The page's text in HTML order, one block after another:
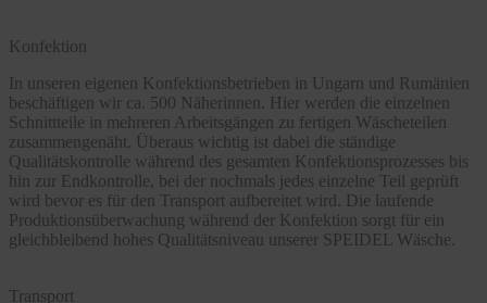
Konfektion
In unseren eigenen Konfektionsbetrieben in Ungarn und Rumänien
beschäftigen wir ca. 500 Näherinnen. Hier werden die einzelnen
Schnittteile in mehreren Arbeitsgängen zu fertigen Wäscheteilen
zusammengenäht. Überaus wichtig ist dabei die ständige
Qualitätskontrolle während des gesamten Konfektionsprozesses bis
hin zur Endkontrolle, bei der nochmals jedes einzelne Teil geprüft
wird bevor es für den Transport aufbereitet wird. Die laufende
Produktionsüberwachung während der Konfektion sorgt für ein
gleichbleibend hohes Qualitätsniveau unserer SPEIDEL Wäsche.
Transport